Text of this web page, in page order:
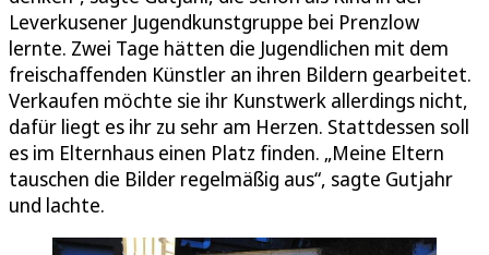
Leverkusener Jugendkunstgruppe bei Prenzlow
lernte. Zwei Tage hätten die Jugendlichen mit dem
freischaffenden Künstler an ihren Bildern gearbeitet.
Verkaufen möchte sie ihr Kunstwerk allerdings nicht,
dafür liegt es ihr zu sehr am Herzen. Stattdessen soll
es im Elternhaus einen Platz finden. „Meine Eltern
tauschen die Bilder regelmäßig aus“, sagte Gutjahr
und lachte.